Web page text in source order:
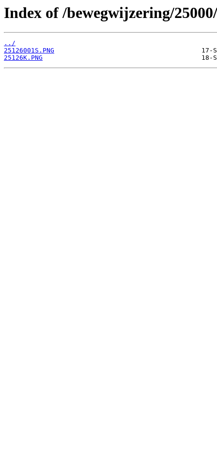
Index of /bewegwijzering/
../
25126001S.PNG
25126K.PNG